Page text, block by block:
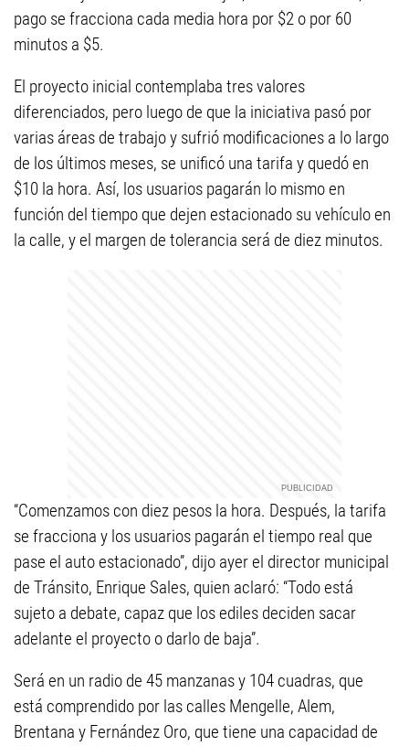
pago se fracciona cada media hora por $2 o por 60
minutos a $5.
El proyecto inicial contemplaba tres valores
diferenciados, pero luego de que la iniciativa pasó por
varias áreas de trabajo y sufrió modificaciones a lo largo
de los últimos meses, se unificó una tarifa y quedó en
$10 la hora. Así, los usuarios pagarán lo mismo en
función del tiempo que dejen estacionado su vehículo en
la calle, y el margen de tolerancia será de diez minutos.
“Comenzamos con diez pesos la hora. Después, la tarifa
se fracciona y los usuarios pagarán el tiempo real que
pase el auto estacionado”, dijo ayer el director municipal
de Tránsito, Enrique Sales, quien aclaró: “Todo está
sujeto a debate, capaz que los ediles deciden sacar
adelante el proyecto o darlo de baja”.
Será en un radio de 45 manzanas y 104 cuadras, que
está comprendido por las calles Mengelle, Alem,
Brentana y Fernández Oro, que tiene una capacidad de